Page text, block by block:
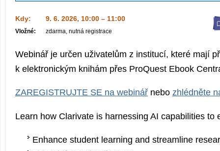
Kdy: 9. 6. 2026, 10:00 – 11:00
Vložné: zdarma, nutná registrace
Webinář je určen uživatelům z institucí, které mají
k elektronickým knihám přes ProQuest Ebook
ZAREGISTRUJTE SE na webinář nebo zhlédněte
Learn how Clarivate is harnessing AI capabilities to
Enhance student learning and streamline